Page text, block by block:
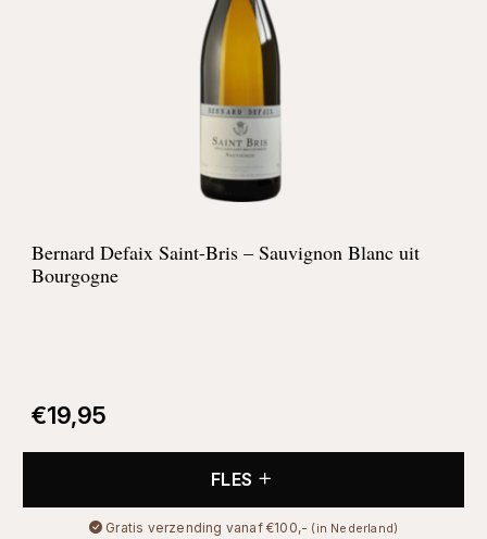
Bernard Defaix Saint-Bris – Sauvignon Blanc uit
Bourgogne
€19,95
FLES
Gratis verzending vanaf €100,- (in Nederland)